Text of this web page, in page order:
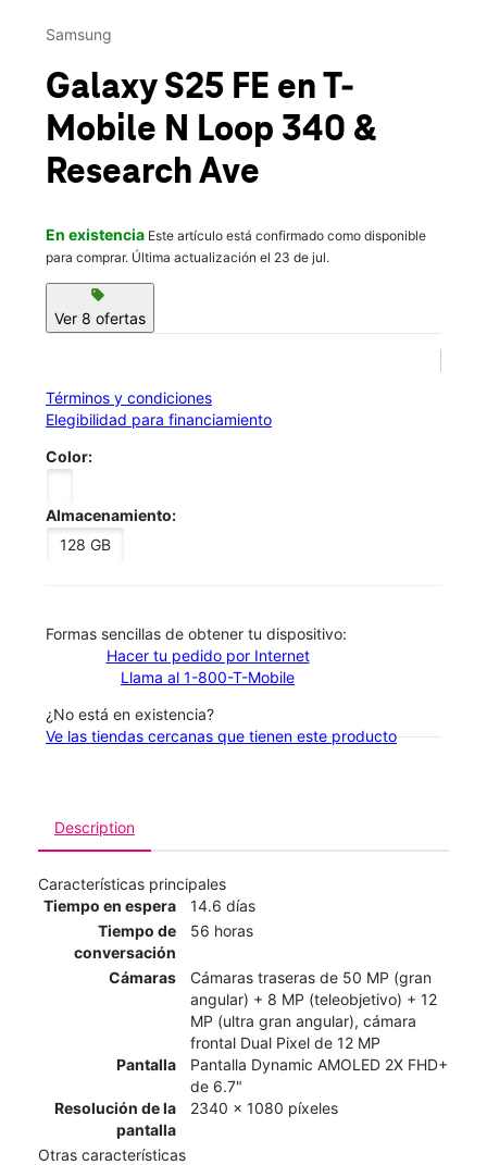
Dom.:12:00 p.m. a 6:00 p.m.
510 N Loop 340 Ste C Bellmead, TX 76705
Samsung
Galaxy S25 FE en T-
Mobile N Loop 340 &
Research Ave
En existencia Este artículo está confirmado como disponible
para comprar. Última actualización el 23 de jul.
sell
Ver 8 ofertas
Términos y condiciones
Elegibilidad para financiamiento
Color:
Almacenamiento:
128 GB
​​​​​​​Formas sencillas de obtener tu dispositivo:
Hacer tu pedido por Internet
Llama al 1-800-T-Mobile
¿No está en existencia?
Ve las tiendas cercanas que tienen este producto
Description
Características principales
Tiempo en espera
14.6 días
Tiempo de
conversación
56 horas
Cámaras
Cámaras traseras de 50 MP (gran
angular) + 8 MP (teleobjetivo) + 12
MP (ultra gran angular), cámara
frontal Dual Pixel de 12 MP
Pantalla
Pantalla Dynamic AMOLED 2X FHD+
de 6.7"
Resolución de la
pantalla
2340 x 1080 píxeles
Otras características